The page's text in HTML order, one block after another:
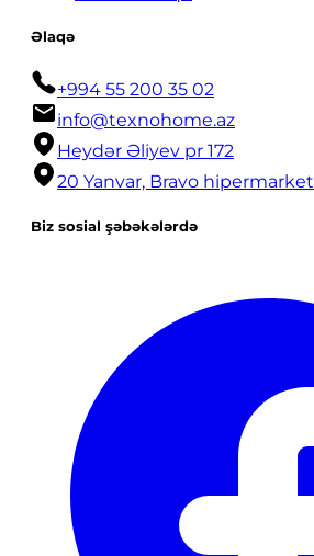
Əlaqə
+994 55 200 35 02
info@texnohome.az
Heydər Əliyev pr 172
20 Yanvar, Bravo hipermarket
Biz sosial şəbəkələrdə